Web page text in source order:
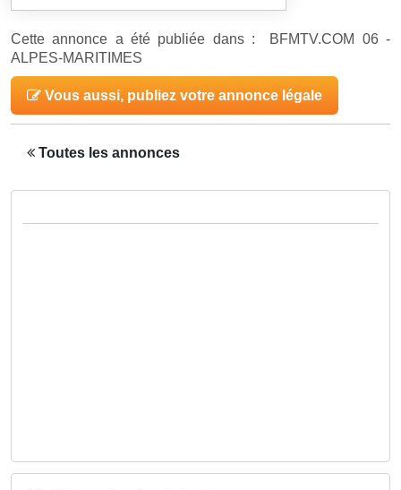
Cette annonce a été publiée dans : BFMTV.COM 06 -
ALPES-MARITIMES
Vous aussi, publiez votre annonce légale
Toutes les annonces